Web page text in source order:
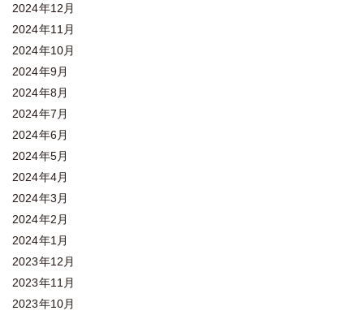
2024年12月
2024年11月
2024年10月
2024年9月
2024年8月
2024年7月
2024年6月
2024年5月
2024年4月
2024年3月
2024年2月
2024年1月
2023年12月
2023年11月
2023年10月